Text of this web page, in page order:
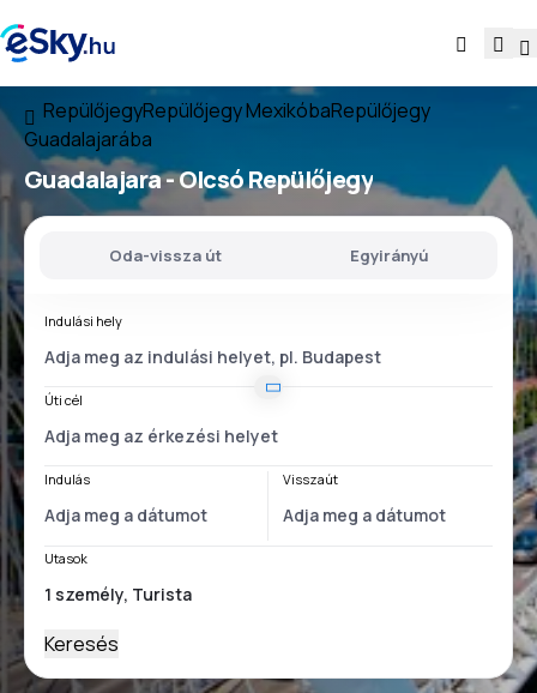
RepülőjegyRepülőjegy MexikóbaRepülőjegy
Guadalajarába
Guadalajara - Olcsó Repülőjegy
Oda-vissza út Egyirányú
Indulási hely
Úti cél
Indulás Visszaút
Utasok
Keresés